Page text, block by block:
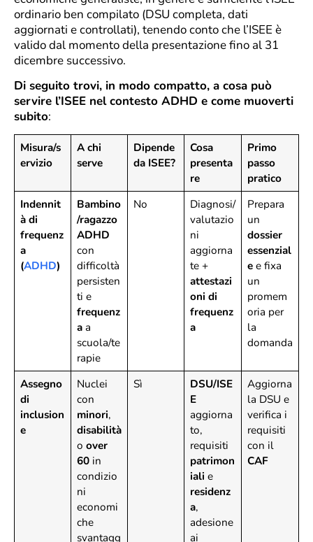
ordinario ben compilato (DSU completa, dati
aggiornati e controllati), tenendo conto che l’ISEE è
valido dal momento della presentazione fino al 31
dicembre successivo.
Di seguito trovi, in modo compatto, a cosa può
servire l’ISEE nel contesto ADHD e come muoverti
subito:
Misura/s
ervizio
A chi
serve
Dipende
da ISEE?
Cosa
presenta
re
Primo
passo
pratico
Indennit
à di
frequenz
a
(ADHD)
Bambino
/ragazzo
ADHD
con
difficoltà
persisten
ti e
frequenz
aa
scuola/te
rapie
No
Diagnosi/
valutazio
ni
aggiorna
te +
attestazi
oni di
frequenz
a
Prepara
un
dossier
essenzial
ee fixa
un
promem
oria per
la
domanda
Assegno
di
inclusion
e
Nuclei
con
minori,
disabilità
o over
60in
condizio
ni
economi
che
svantagg
Sì
DSU/ISE
E
aggiorna
to,
requisiti
patrimon
iali e
residenz
a,
adesione
ai
Aggiorna
la DSU e
verifica i
requisiti
con il
CAF